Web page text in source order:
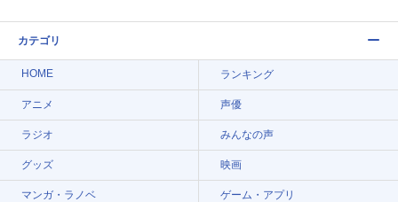
カテゴリ
HOME ランキング
アニメ 声優
ラジオ みんなの声
グッズ 映画
マンガ・ラノベ ゲーム・アプリ